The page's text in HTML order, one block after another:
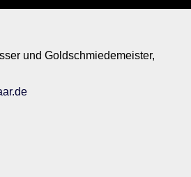
und Goldschmiedemeister,